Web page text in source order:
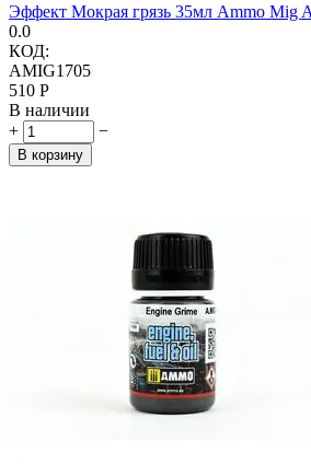
Эффект Мокрая грязь 35мл Ammo Mig
0.0
КОД:
AMIG1705
‍510‍ Р
В наличии
+
−
В корзину